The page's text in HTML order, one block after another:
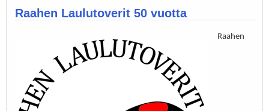
Raahen Laulutoverit 50 vuotta
Raahen